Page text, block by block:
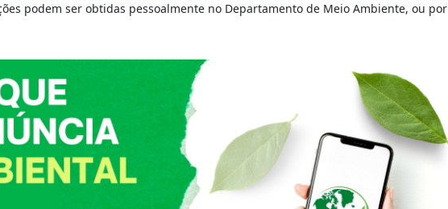
podem ser obtidas pessoalmente no Departamento de Meio Ambiente, ou